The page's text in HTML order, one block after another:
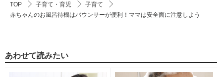
TOP 子育て・育児
子育て
赤ちゃんのお風呂待機はバウンサーが便利！ママは安全面に注意しよう
あわせて読みたい